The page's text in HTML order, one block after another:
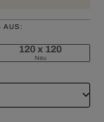
120 x 120
Neu